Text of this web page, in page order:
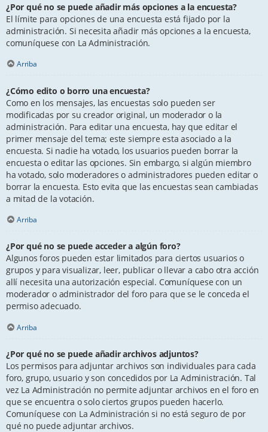
¿Por qué no se puede añadir más opciones a la encuesta?
El límite para opciones de una encuesta está fijado por la
administración. Si necesita añadir más opciones a la encuesta,
comuníquese con La Administración.
Arriba
¿Cómo edito o borro una encuesta?
Como en los mensajes, las encuestas solo pueden ser
modificadas por su creador original, un moderador o la
administración. Para editar una encuesta, hay que editar el
primer mensaje del tema; este siempre esta asociado a la
encuesta. Si nadie ha votado, los usuarios pueden borrar la
encuesta o editar las opciones. Sin embargo, si algún miembro
ha votado, solo moderadores o administradores pueden editar o
borrar la encuesta. Esto evita que las encuestas sean cambiadas
a mitad de la votación.
Arriba
¿Por qué no se puede acceder a algún foro?
Algunos foros pueden estar limitados para ciertos usuarios o
grupos y para visualizar, leer, publicar o llevar a cabo otra acción
allí necesita una autorización especial. Comuníquese con un
moderador o administrador del foro para que se le conceda el
permiso adecuado.
Arriba
¿Por qué no se puede añadir archivos adjuntos?
Los permisos para adjuntar archivos son individuales para cada
foro, grupo, usuario y son concedidos por La Administración. Tal
vez La Administración no permite adjuntar archivos en el foro en
que se encuentra o solo ciertos grupos pueden hacerlo.
Comuníquese con La Administración si no está seguro de por
qué no puede adjuntar archivos.